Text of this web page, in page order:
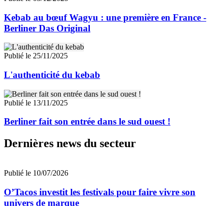
Kebab au bœuf Wagyu : une première en France -
Berliner Das Original
Publié le 25/11/2025
L'authenticité du kebab
Publié le 13/11/2025
Berliner fait son entrée dans le sud ouest !
Dernières news du secteur
Publié le 10/07/2026
O’Tacos investit les festivals pour faire vivre son
univers de marque